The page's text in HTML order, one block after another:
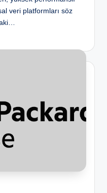
veri platformları söz